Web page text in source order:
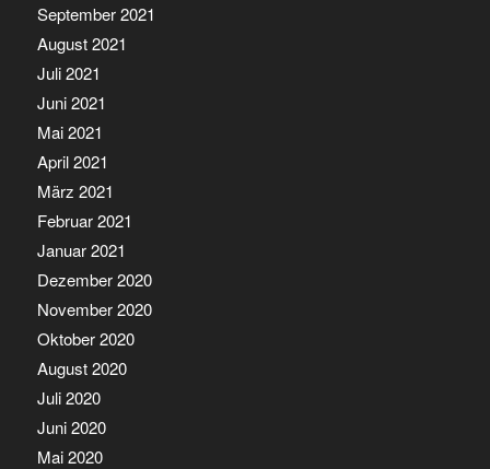
September 2021
August 2021
Juli 2021
Juni 2021
Mai 2021
April 2021
März 2021
Februar 2021
Januar 2021
Dezember 2020
November 2020
Oktober 2020
August 2020
Juli 2020
Juni 2020
Mai 2020